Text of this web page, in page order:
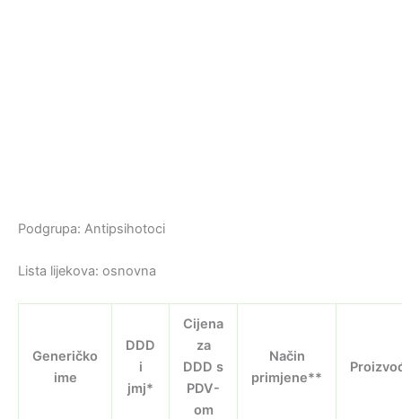
Podgrupa: Antipsihotoci
Lista lijekova: osnovna
Generičko
ime
DDD
i
jmj*
Cijena
za
DDD s
PDV-
om
Način
primjene**